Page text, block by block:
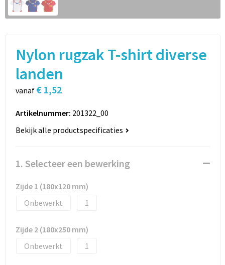
Sport
Vrije tijd en Strand
Spellen voor binnen en buiten
Rugzakken
Schoudertassen
Boodschappentassen
Katoenen draagtassen
Reistassen
Documententassen
Schoenentassen
Nylon rugzak T-shirt diverse
landen
vanaf € 1,52
Artikelnummer: 201322_00
Bekijk alle productspecificaties
1. Selecteer een bewerking
Zijde 1 (180x120 mm)
Onbewerkt
1
Zijde 2 (180x250 mm)
Onbewerkt
1